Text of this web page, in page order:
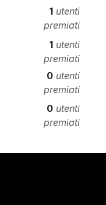
1 utenti
premiati
1 utenti
premiati
0 utenti
premiati
0 utenti
premiati